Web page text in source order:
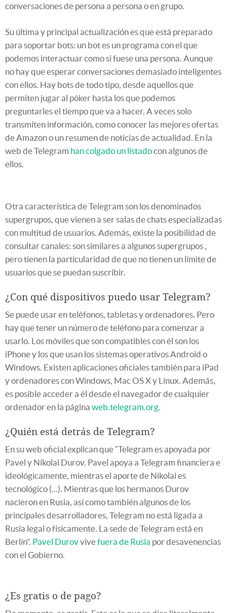
conversaciones de persona a persona o en grupo.
Su última y principal actualización es que está preparado
para soportar bots: un bot es un programa con el que
podemos interactuar como si fuese una persona. Aunque
no hay que esperar conversaciones demasiado inteligentes
con ellos. Hay bots de todo tipo, desde aquellos que
permiten jugar al póker hasta los que podemos
preguntarles el tiempo que va a hacer. A veces solo
transmiten información, como conocer las mejores ofertas
de Amazon o un resumen de noticias de actualidad. En la
web de Telegram han colgado un listadocon algunos de
ellos.
Otra característica de Telegram son los denominados
supergrupos, que vienen a ser salas de chats especializadas
con multitud de usuarios. Además, existe la posibilidad de
consultar canales: son similares a algunos supergrupos ,
pero tienen la particularidad de que no tienen un límite de
usuarios que se puedan suscribir.
¿Con qué dispositivos puedo usar Telegram?
Se puede usar en teléfonos, tabletas y ordenadores. Pero
hay que tener un número de teléfono para comenzar a
usarlo. Los móviles que son compatibles con él son los
iPhone y los que usan los sistemas operativos Android o
Windows. Existen aplicaciones oficiales también para iPad
y ordenadores con Windows, Mac OS X y Linux. Además,
es posible acceder a él desde el navegador de cualquier
ordenador en la página web.telegram.org
¿Quién está detrás de Telegram?
En su web oficial explican que “Telegram es apoyada por
Pavel y Nikolai Durov. Pavel apoya a Telegram financiera e
ideológicamente, mientras el aporte de Nikolai es
tecnológico (...). Mientras que los hermanos Durov
nacieron en Rusia, así como también algunos de los
principales desarrolladores, Telegram no está ligada a
Rusia legal o físicamente. La sede de Telegram está en
Berlín”. Pavel Durovvivefuera de Rusia por desavenencias
con el Gobierno.
¿Es gratis o de pago?